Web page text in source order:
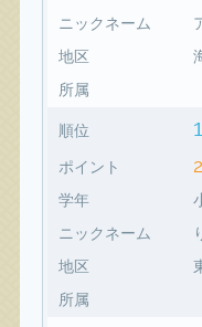
ニックネーム
地区
所属
順位
ポイント
学年
ニックネーム
地区
所属